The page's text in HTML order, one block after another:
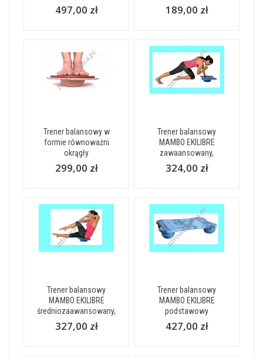
497,00 zł 189,00 zł
Trener balansowy w
formie równoważni
okrągły
299,00 zł
Trener balansowy
MAMBO EKILIBRE
zawaansowany,
324,00 zł
Trener balansowy
MAMBO EKILIBRE
średniozaawansowany,
327,00 zł
Trener balansowy
MAMBO EKILIBRE
podstawowy
427,00 zł